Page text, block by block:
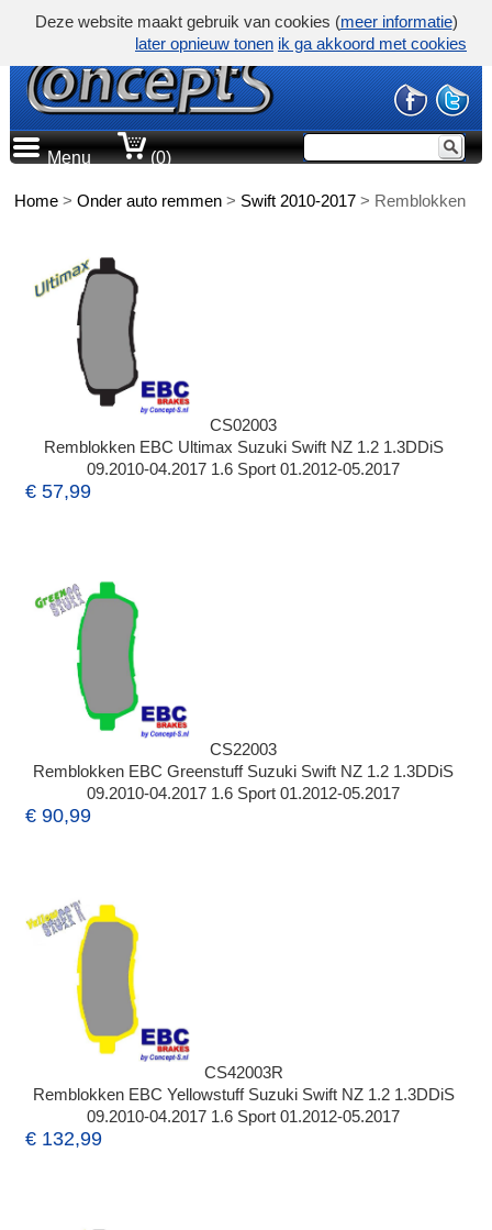
Menu (0)
Home >Onder auto remmen > Swift 2010-2017 > Remblokken
CS02003
Remblokken EBC Ultimax Suzuki Swift NZ 1.2 1.3DDiS
09.2010-04.2017 1.6 Sport 01.2012-05.2017
€ 57,99
CS22003
Remblokken EBC Greenstuff Suzuki Swift NZ 1.2 1.3DDiS
09.2010-04.2017 1.6 Sport 01.2012-05.2017
€ 90,99
CS42003R
Remblokken EBC Yellowstuff Suzuki Swift NZ 1.2 1.3DDiS
09.2010-04.2017 1.6 Sport 01.2012-05.2017
€ 132,99
Deze website maakt gebruik van cookies (meer informatie)
later opnieuw tonen ik ga akkoord met cookies